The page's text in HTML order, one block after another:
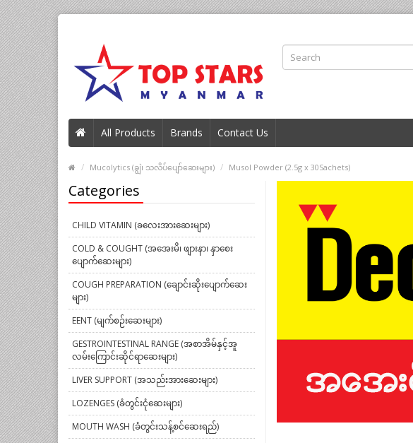
All Products Brands Contact Us
Mucolytics (ချွဲ၊ သလိပ်ပျော်ဆေးများ) Musol Powder (2.5g x 30Sachets)
Categories
CHILD VITAMIN (ခလေးအားဆေးများ)
COLD & COUGHT (အအေးမိ၊ ဖျားနာ၊ နှာစေး
ပျောက်ဆေးများ)
COUGH PREPARATION (ချောင်းဆိုးပျောက်ဆေး
များ)
EENT (မျက်စဉ်းဆေးများ)
GESTROINTESTINAL RANGE (အစာအိမ်နှင့်အူ
လမ်းကြောင်းဆိုင်ရာဆေးများ)
LIVER SUPPORT (အသည်းအားဆေးများ)
LOZENGES (ခံတွင်းငုံဆေးများ)
MOUTH WASH (ခံတွင်းသန့်စင်ဆေးရည်)